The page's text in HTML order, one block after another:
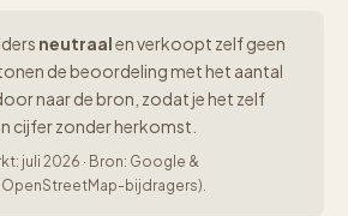
neutraalen verkoopt zelf geen
de beoordeling met het aantal
naar de bron, zodat je het zelf
cijfer zonder herkomst.
juli 2026 · Bron: Google &
bijdragers).